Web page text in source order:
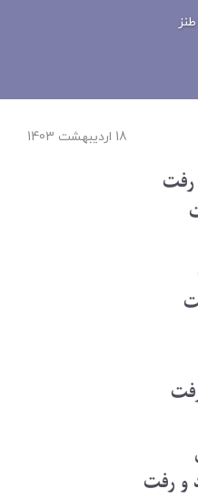
18 ارديبهشت 1403
و رفت